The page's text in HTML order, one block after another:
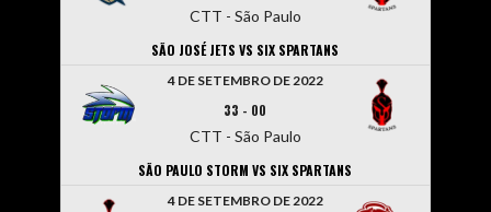
CTT - São Paulo
SÃO JOSÉ JETS VS SIX SPARTANS
4 DE SETEMBRO DE 2022
33 - 00
CTT - São Paulo
SÃO PAULO STORM VS SIX SPARTANS
4 DE SETEMBRO DE 2022